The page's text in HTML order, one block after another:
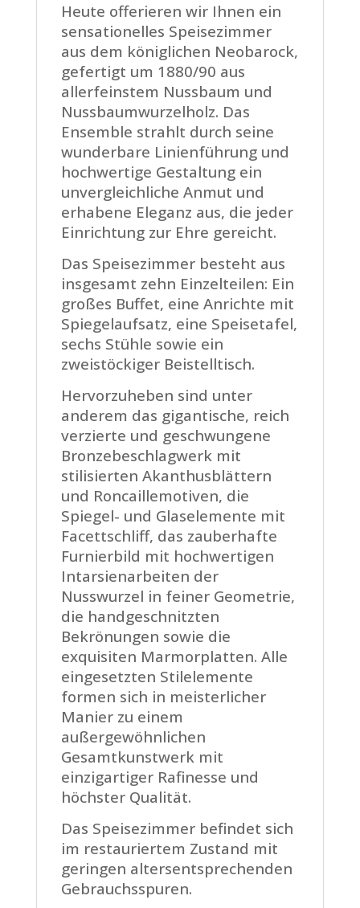
Heute offerieren wir Ihnen ein
sensationelles Speisezimmer
aus dem königlichen Neobarock,
gefertigt um 1880/90 aus
allerfeinstem Nussbaum und
Nussbaumwurzelholz. Das
Ensemble strahlt durch seine
wunderbare Linienführung und
hochwertige Gestaltung ein
unvergleichliche Anmut und
erhabene Eleganz aus, die jeder
Einrichtung zur Ehre gereicht.
Das Speisezimmer besteht aus
insgesamt zehn Einzelteilen: Ein
großes Buffet, eine Anrichte mit
Spiegelaufsatz, eine Speisetafel,
sechs Stühle sowie ein
zweistöckiger Beistelltisch.
Hervorzuheben sind unter
anderem das gigantische, reich
verzierte und geschwungene
Bronzebeschlagwerk mit
stilisierten Akanthusblättern
und Roncaillemotiven, die
Spiegel- und Glaselemente mit
Facettschliff, das zauberhafte
Furnierbild mit hochwertigen
Intarsienarbeiten der
Nusswurzel in feiner Geometrie,
die handgeschnitzten
Bekrönungen sowie die
exquisiten Marmorplatten. Alle
eingesetzten Stilelemente
formen sich in meisterlicher
Manier zu einem
außergewöhnlichen
Gesamtkunstwerk mit
einzigartiger Rafinesse und
höchster Qualität.
Das Speisezimmer befindet sich
im restauriertem Zustand mit
geringen altersentsprechenden
Gebrauchsspuren.